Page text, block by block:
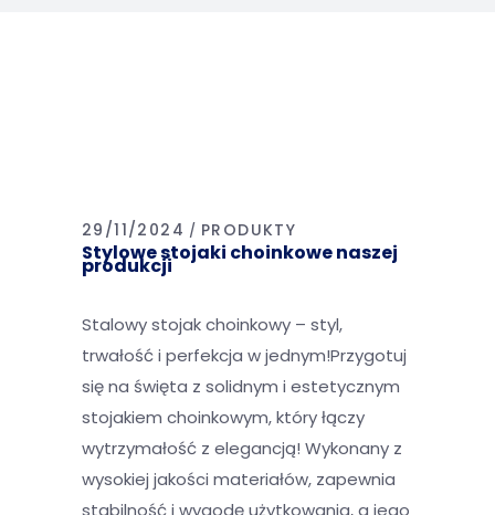
29/11/2024 PRODUKTY
Stylowe stojaki choinkowe naszej
produkcji
Stalowy stojak choinkowy – styl,
trwałość i perfekcja w jednym!Przygotuj
się na święta z solidnym i estetycznym
stojakiem choinkowym, który łączy
wytrzymałość z elegancją! Wykonany z
wysokiej jakości materiałów, zapewnia
stabilność i wygodę użytkowania, a jego